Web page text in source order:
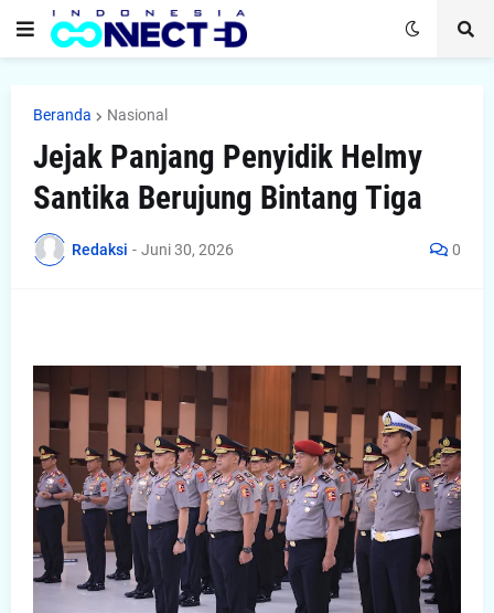
Beranda Nasional
Jejak Panjang Penyidik Helmy
Santika Berujung Bintang Tiga
Redaksi - Juni 30, 2026 0